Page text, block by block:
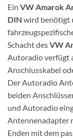
Ein VW Amarok
DIN wird benötigt
Schacht desVW
Autoradio verfügt
Anschlusskabel
Der Autoradio
beiden
und Autoradio
Antennenadapter
Enden mit dem